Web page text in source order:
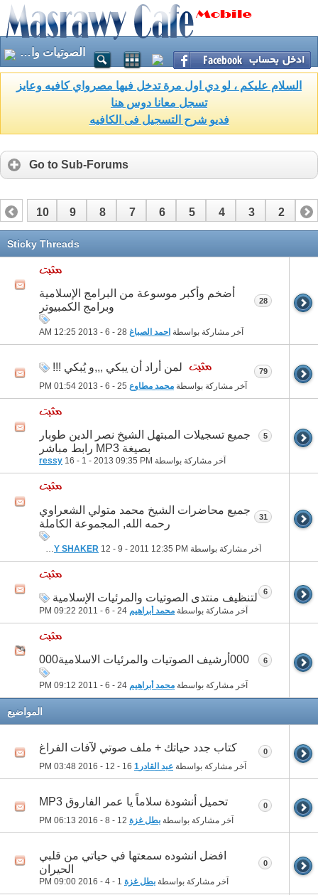
الصوتيات والمرئيات الاسلامية
السلام عليكم ، لو دي اول مرة تدخل فيها مصرواي كافيه وعايز
تسجل معانا دوس هنا
فديو شرح التسجيل فى الكافيه
Go to Sub-Forums
1
2
3
4
5
6
7
8
9
10
Sticky Threads
أضخم وأكبر موسوعة من البرامج الإسلامية
وبرامج الكمبيوتر
آخر مشاركة بواسطة احمد الصباغ 12:25 AM
28
لمن أراد أن يبكي ,,,و يُبكي !!!
آخر مشاركة بواسطة محمد مطاوع 01:54 PM
79
جميع تسجيلات المبتهل الشيخ نصر الدين طوبار
بصيغة MP3 رابط مباشر
آخر مشاركة بواسطة ressy 16 - 1 - 2013 09:35 PM
5
جميع محاضرات الشيخ محمد متولي الشعراوي
رحمه الله, المجموعة الكاملة
آخر مشاركة بواسطة ELHAMY SHAKER 12 - 9 - 2011 12:35 PM
31
لتنظيف منتدى الصوتيات والمرئيات الإسلامية
آخر مشاركة بواسطة محمد أبراهيم 09:22 PM
6
000أرشيف الصوتيات والمرئيات الاسلامية000
آخر مشاركة بواسطة محمد أبراهيم 09:12 PM
6
المواضيع
كتاب جدد حياتك + ملف صوتي لآفات الفراغ
آخر مشاركة بواسطة عبد القادر1 03:48 PM
0
تحميل أنشودة سلاماً يا عمر الفاروق MP3
آخر مشاركة بواسطة بطل غزة 06:13 PM
0
افضل انشوده سمعتها في حياتي من قلبي
الحيران
آخر مشاركة بواسطة بطل غزة 09:00 PM
0